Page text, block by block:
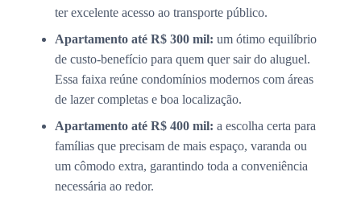
ter excelente acesso ao transporte público.
Apartamento até R$ 300 mil: um ótimo equilíbrio
de custo-benefício para quem quer sair do aluguel.
Essa faixa reúne condomínios modernos com áreas
de lazer completas e boa localização.
Apartamento até R$ 400 mil: a escolha certa para
famílias que precisam de mais espaço, varanda ou
um cômodo extra, garantindo toda a conveniência
necessária ao redor.